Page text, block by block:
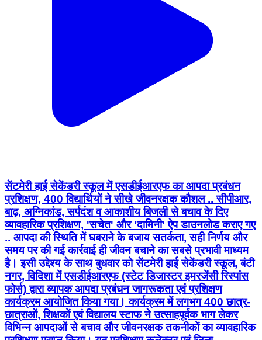
सेंटमेरी हाई सेकेंडरी स्कूल में एसडीईआरएफ का आपदा प्रबंधन
प्रशिक्षण, 400 विद्यार्थियों ने सीखे जीवनरक्षक कौशल .. सीपीआर,
बाढ़, अग्निकांड, सर्पदंश व आकाशीय बिजली से बचाव के दिए
व्यावहारिक प्रशिक्षण, 'सचेत' और 'दामिनी' ऐप डाउनलोड कराए गए
.. आपदा की स्थिति में घबराने के बजाय सतर्कता, सही निर्णय और
समय पर की गई कार्रवाई ही जीवन बचाने का सबसे प्रभावी माध्यम
है। इसी उद्देश्य के साथ बुधवार को सेंटमेरी हाई सेकेंडरी स्कूल, बंटी
नगर, विदिशा में एसडीईआरएफ (स्टेट डिजास्टर इमरजेंसी रिस्पांस
फोर्स) द्वारा व्यापक आपदा प्रबंधन जागरूकता एवं प्रशिक्षण
कार्यक्रम आयोजित किया गया। कार्यक्रम में लगभग 400 छात्र-
छात्राओं, शिक्षकों एवं विद्यालय स्टाफ ने उत्साहपूर्वक भाग लेकर
विभिन्न आपदाओं से बचाव और जीवनरक्षक तकनीकों का व्यावहारिक